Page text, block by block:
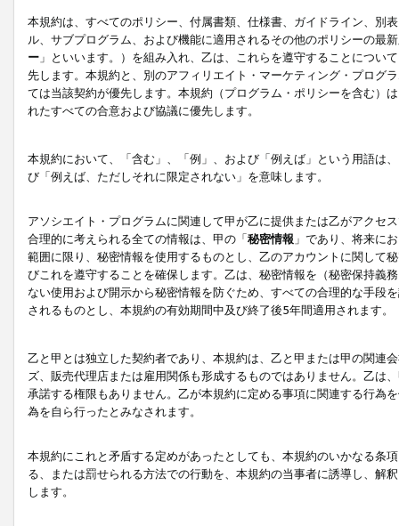
本規約は、すべてのポリシー、付属書類、仕様書、ガイドライン、別
ル、サブプログラム、および機能に適用されるその他のポリシーの最
ー 」といいます。）を組み入れ、乙は、これらを遵守することにつ
先します。本規約と、別のアフィリエイト・マーケティング・プログ
ては当該契約が優先します。本規約（プログラム・ポリシーを含む）
れたすべての合意および協議に優先します。
本規約において、「含む」、「例」、および「例えば」という用語は
び「例えば、ただしそれに限定されない」を意味します。
アソシエイト・プログラムに関連して甲が乙に提供または乙がアクセ
合理的に考えられる全ての情報は、甲の「秘密情報 」であり、将来に
範囲に限り、秘密情報を使用するものとし、乙のアカウントに関して
びこれを遵守することを確保します。乙は、秘密情報を（秘密保持義
ない使用および開示から秘密情報を防ぐため、すべての合理的な手段
されるものとし、本規約の有効期間中及び終了後5年間適用されます。
乙と甲とは独立した契約者であり、本規約は、乙と甲または甲の関連
ズ、販売代理店または雇用関係も形成するものではありません。乙は
承諾する権限もありません。乙が本規約に定める事項に関連する行為
為を自ら行ったとみなされます。
本規約にこれと矛盾する定めがあったとしても、本規約のいかなる条
る、または罰せられる方法での行動を、本規約の当事者に誘導し、解
します。